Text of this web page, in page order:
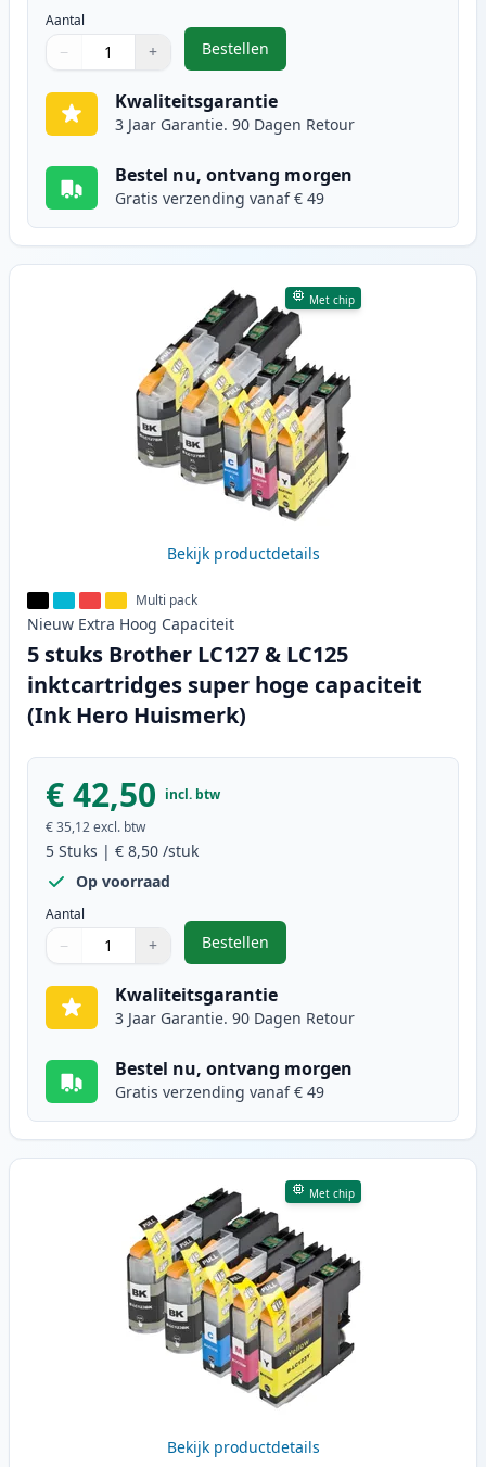
Aantal
Gebruik de knoppen om aan te passen
− +
1
Bestellen
,10 stuks Brother LC123 (LC121)
Kwaliteitsgarantie
3 Jaar Garantie. 90 Dagen Retour
Bestel nu, ontvang morgen
Gratis verzending vanaf € 49
Met chip
Bekijk productdetails
Multi pack
Nieuw Extra Hoog Capaciteit
5 stuks Brother LC127 & LC125
inktcartridges super hoge capaciteit
(Ink Hero Huismerk)
€ 42,50 incl. btw
€ 35,12excl. btw
5 Stuks | € 8,50 /stuk
Op voorraad
Aantal
Gebruik de knoppen om aan te passen
− +
1
Bestellen
,5 stuks Brother LC127 & LC125
Kwaliteitsgarantie
3 Jaar Garantie. 90 Dagen Retour
Bestel nu, ontvang morgen
Gratis verzending vanaf € 49
Met chip
Bekijk productdetails